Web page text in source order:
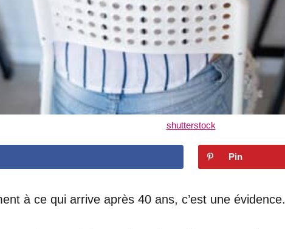
shutterstock
Pin
à ce qui arrive après 40 ans, c’est une évidence.